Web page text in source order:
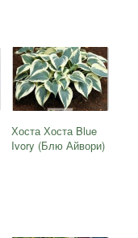
Хоста Хоста Blue
Ivory (Блю Айвори)